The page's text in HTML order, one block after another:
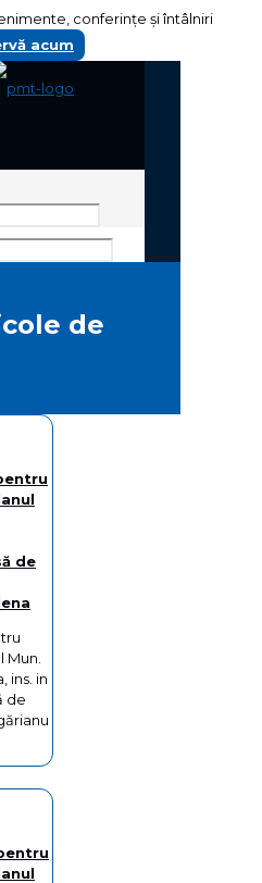
conferințe și întâlniri
acum
de
de
ins. in
de